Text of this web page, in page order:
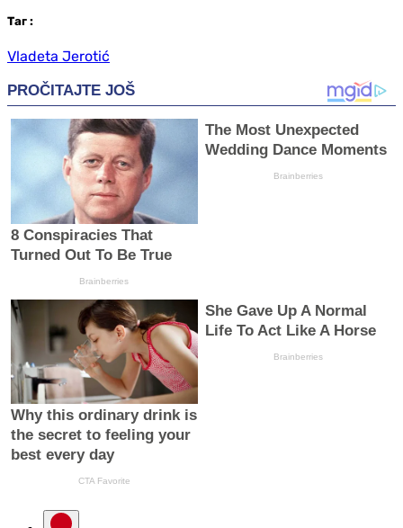
Таг :
Vladeta Jerotić